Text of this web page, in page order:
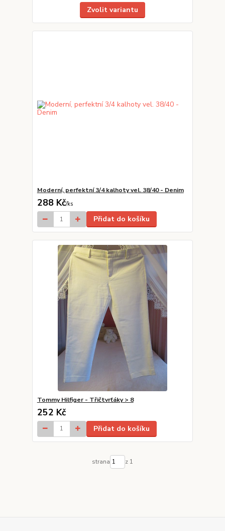
Zvolit variantu
Moderní, perfektní 3/4 kalhoty vel. 38/40 - Denim
288 Kč/ks
Přidat do košíku
Tommy Hilfiger - Třičtvrťáky > 8
252 Kč
Přidat do košíku
strana z 1